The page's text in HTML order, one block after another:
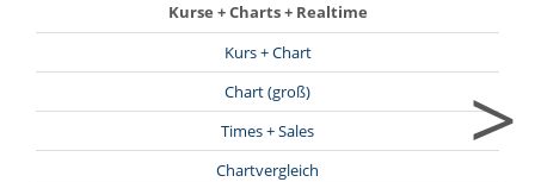
Kurse + Charts + Realtime
Kurs + Chart
Chart (groß)
Times + Sales
Chartvergleich
>